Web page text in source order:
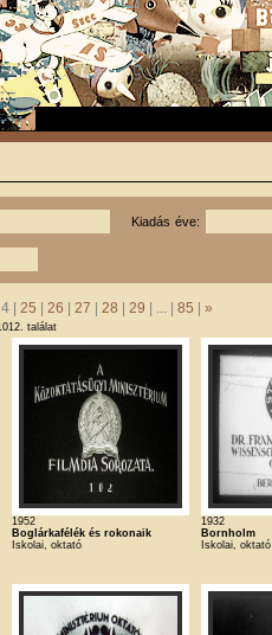
Kiadás éve:
| 25 | 26 | 27 | 28 | 29 | ... | 85 | »
találat
1952
Boglárkafélék és rokonaik
Iskolai, oktató
1932
Bornholm
Iskolai, oktató